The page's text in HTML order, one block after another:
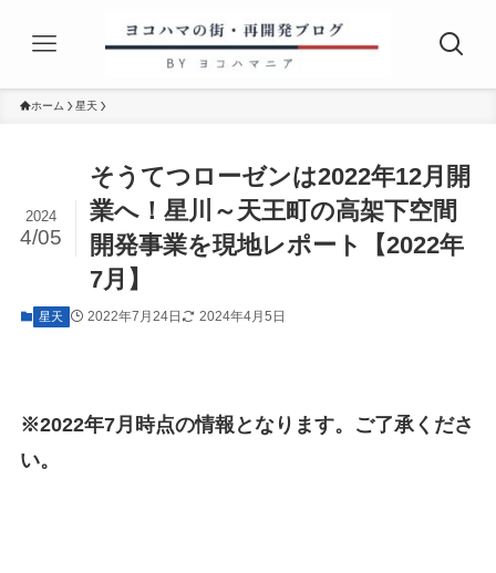
ホーム 星天
そうてつローゼンは2022年12月開
業へ！星川～天王町の高架下空間
開発事業を現地レポート【2022年
7月】
2024
4/05
星天 2022年7月24日 2024年4月5日
※2022年7月時点の情報となります。ご了承くださ
い。